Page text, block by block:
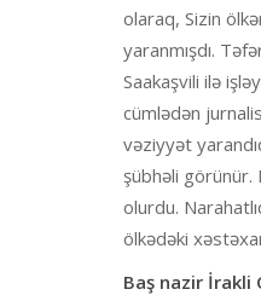
olaraq, Sizin
yaranmışdı.
Saakaşvili ilə
cümlədən
vəziyyət
şübhəli
olurdu.
ölkədəki
Baş nazir İrakli